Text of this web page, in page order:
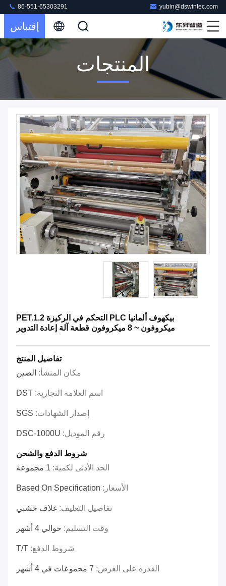
yubin@dswintec.com
86-551-65303291
إقتباس
المنتجات
بيكهوف ألمانيا PLC التحكم في الركيزة PET.1.2
ميكروفون ~ 8 ميكروفون قطعة آلة إعادة التدوير
تفاصيل المنتج
مكان المنشأ: الصين
اسم العلامة التجارية: DST
إصدار الشهادات: SGS
رقم الموديل: DSC-1000U
شروط الدفع والشحن
الحد الأدنى لكمية: 1 مجموعة
الأسعار: Based On Specification
تفاصيل التغليف: غلاف خشبي
وقت التسليم: حوالي 4 أشهر
شروط الدفع: T/T
القدرة على العرض: 7 مجموعات في 4 أشهر